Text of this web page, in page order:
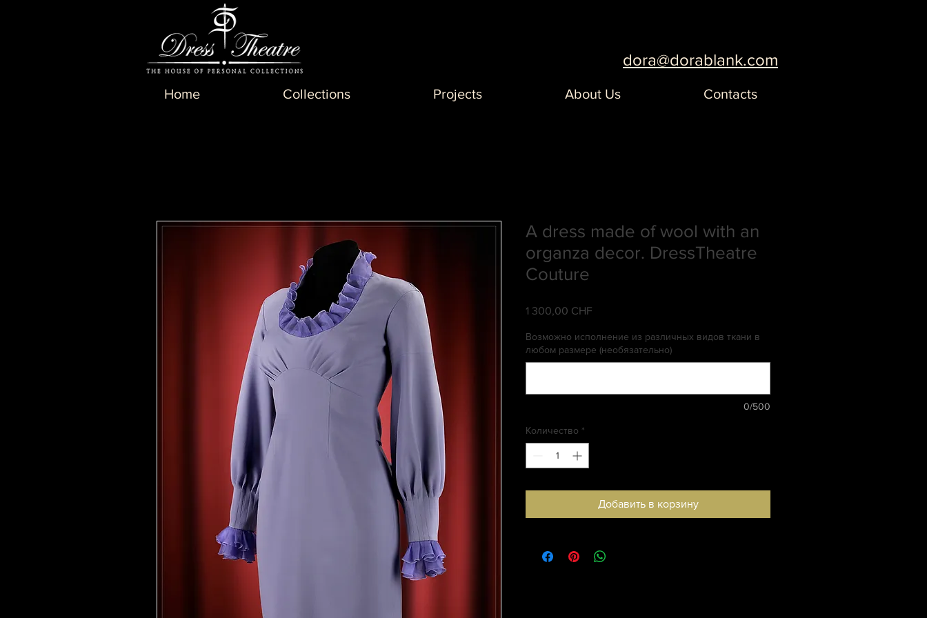
dora@dorablank.com
Home Collections Projects About Us Contacts
A dress made of wool with an
organza decor. DressTheatre
Couture
1 300,00 CHF
Возможно исполнение из различных видов ткани в
любом размере (необязательно)
0/500
Количество *
Добавить в корзину